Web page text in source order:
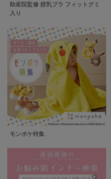
助産院監修 授乳ブラ フィットグミ
入り
モンポケ特集